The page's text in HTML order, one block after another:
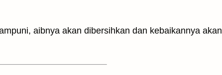
aibnya akan dibersihkan dan kebaikannya akan